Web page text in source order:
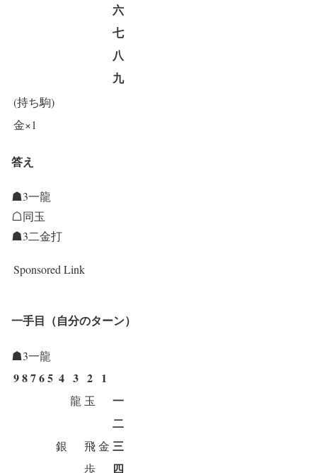
六
七
八
九
(持ち駒)
金×1
答え
☗3一龍
☖同玉
☗3二金打
Sponsored Link
一手目（自分のターン）
☗3一龍
98765 4 3 2 1
龍 玉
一
二
銀 飛金 三
歩 四